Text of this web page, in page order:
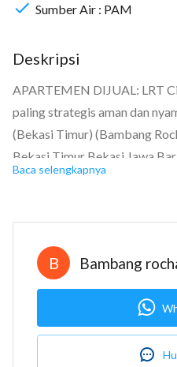
Sumber Air : PAM
Deskripsi
APARTEMEN DIJUAL: LRT
paling strategis aman dan
(Bekasi Timur) (Bambang
Bekasi Timur Bekasi Jawa
523.549.000 Sertifikat Hak
Kamar mandi: 1
Luas tanah: 24 m2
Luas bangunan: 24 m2
Berapa lantai? 8
Bangunan menghadap: Selatan
LRT City Green Avenue at
Baca selengkapnya
B Bambang